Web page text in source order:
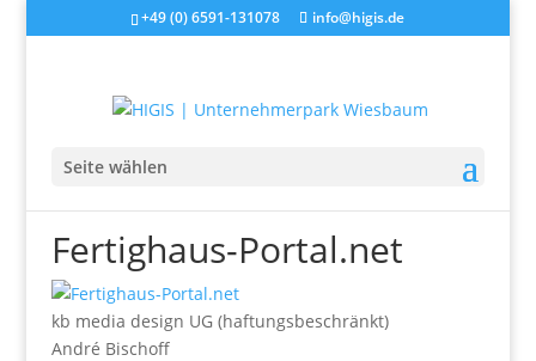
+49 (0) 6591-131078 info@higis.de
Seite wählen
Fertighaus-Portal.net
kb media design UG (haftungsbeschränkt)
André Bischoff